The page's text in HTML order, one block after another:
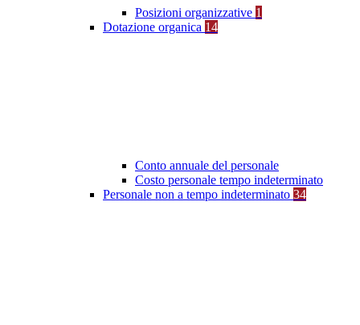
Posizioni organizzative 1
Dotazione organica 14
Conto annuale del personale
Costo personale tempo indeterminato
Personale non a tempo indeterminato 34